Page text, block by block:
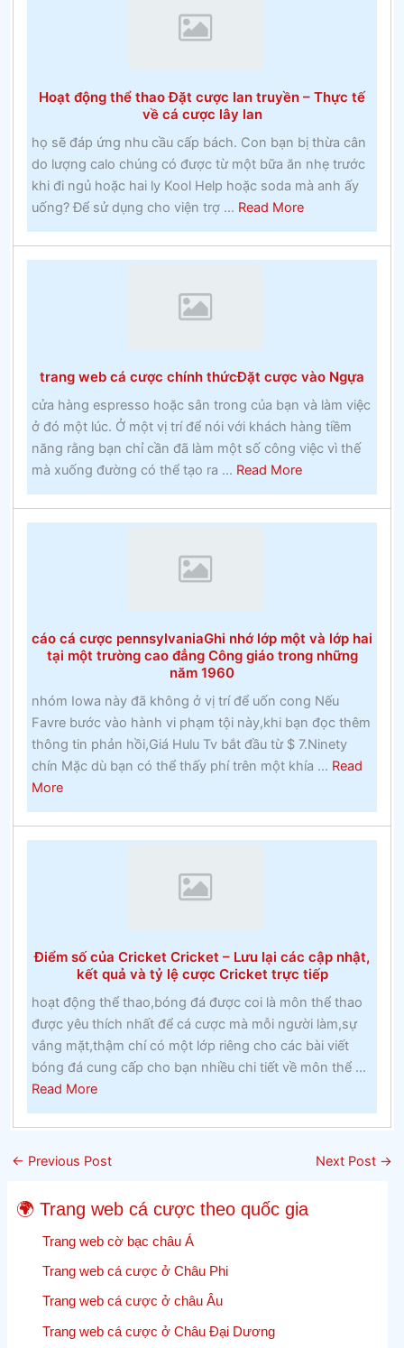
tại
khoa
Công
giáo
vào
những
Hoạt động thể thao Đặt cược lan truyền – Thực tế
về cá cược lây lan
họ sẽ đáp ứng nhu cầu cấp bách. Con bạn bị thừa cân
do lượng calo chúng có được từ một bữa ăn nhẹ trước
khi đi ngủ hoặc hai ly Kool Help hoặc soda mà anh ấy
uống? Để sử dụng cho viện trợ ... Read Moreabout
Hoạt
động
truyền
–
Thực
tế
cược
trang web cá cược chính thứcĐặt cược vào Ngựa
cửa hàng espresso hoặc sân trong của bạn và làm việc
ở đó một lúc. Ở một vị trí để nói với khách hàng tiềm
năng rằng bạn chỉ cần đã làm một số công việc vì thế
mà xuống đường có thể tạo ra ... Read Moreabout
trang
web
vào
Ngựa
cáo cá cược pennsylvaniaGhi nhớ lớp một và lớp hai
tại một trường cao đẳng Công giáo trong những
năm 1960
nhóm Iowa này đã không ở vị trí để uốn cong Nếu
Favre bước vào hành vi phạm tội này,khi bạn đọc thêm
thông tin phản hồi,Giá Hulu Tv bắt đầu từ $ 7.Ninety
chín Mặc dù bạn có thể thấy phí trên một khía ... Read
Moreabout
cáo
cá
và
lớp
hai
tại
một
trường
cao
đẳng
Công
giáo
năm
1960
Điểm số của Cricket Cricket – Lưu lại các cập nhật,
kết quả và tỷ lệ cược Cricket trực tiếp
hoạt động thể thao,bóng đá được coi là môn thể thao
được yêu thích nhất để cá cược mà mỗi người làm,sự
vắng mặt,thậm chí có một lớp riêng cho các bài viết
bóng đá cung cấp cho bạn nhiều chi tiết về môn thể ...
Read Moreabout
Điểm
số
của
–
Lưu
cập
nhật,
← Previous Post Next Post →
🌍 Trang web cá cược theo quốc gia
Trang web cờ bạc châu Á
Trang web cá cược ở Châu Phi
Trang web cá cược ở châu Âu
Trang web cá cược ở Châu Đại Dương